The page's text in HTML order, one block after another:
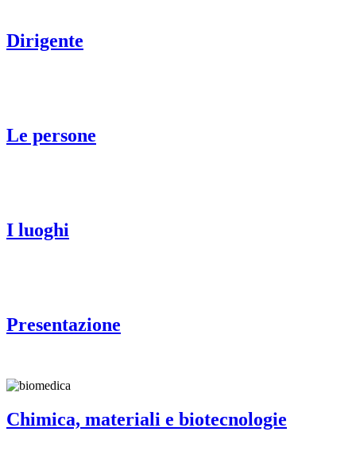
Dirigente
Le persone
I luoghi
Presentazione
Chimica, materiali e biotecnologie